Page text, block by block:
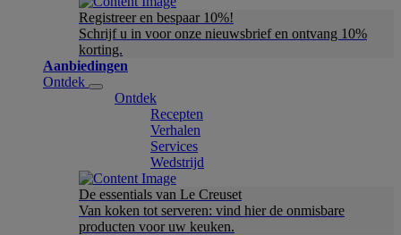
Registreer en bespaar 10%!
Schrijf u in voor onze nieuwsbrief en ontvang 10%
korting.
Aanbiedingen
Ontdek
Ontdek
Recepten
Verhalen
Services
Wedstrijd
De essentials van Le Creuset
Van koken tot serveren: vind hier de onmisbare
producten voor uw keuken.